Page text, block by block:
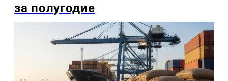
за полугодие